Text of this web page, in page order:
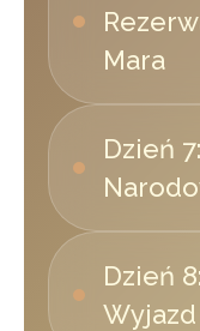
Ashnil
Ashnil
Mara
Dzień
Dzień